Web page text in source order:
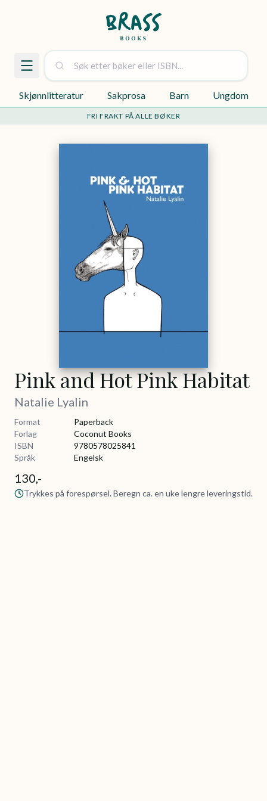
Skjønnlitteratur Sakprosa Barn Ungdom
FRI FRAKT PÅ ALLE BØKER
Pink and Hot Pink Habitat
Natalie Lyalin
Format
Paperback
Forlag
Coconut Books
ISBN
9780578025841
Språk
Engelsk
130,-
Trykkes på forespørsel. Beregn ca. en uke lengre leveringstid.